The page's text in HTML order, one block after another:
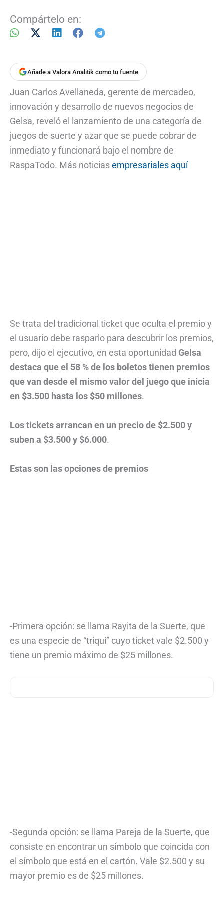
Compártelo en:
Añade a Valora Analitik como tu fuente
Juan Carlos Avellaneda, gerente de mercadeo,
innovación y desarrollo de nuevos negocios de
Gelsa, reveló el lanzamiento de una categoría de
juegos de suerte y azar que se puede cobrar de
inmediato y funcionará bajo el nombre de
RaspaTodo. Más noticiasempresariales aquí
Se trata del tradicional ticket que oculta el premio y
el usuario debe rasparlo para descubrir los premios,
pero, dijo el ejecutivo, en esta oportunidad Gelsa
destaca que el 58 % de los boletos tienen premios
que van desde el mismo valor del juego que inicia
en $3.500 hasta los $50 millones.
Los tickets arrancan en un precio de $2.500 y
suben a $3.500 y $6.000.
Estas son las opciones de premios
-Primera opción: se llama Rayita de la Suerte, que
es una especie de “triqui” cuyo ticket vale $2.500 y
tiene un premio máximo de $25 millones.
-Segunda opción: se llama Pareja de la Suerte, que
consiste en encontrar un símbolo que coincida con
el símbolo que está en el cartón. Vale $2.500 y su
mayor premio es de $25 millones.